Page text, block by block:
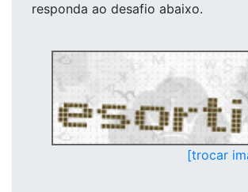
responda ao desafio abaixo.
[trocar